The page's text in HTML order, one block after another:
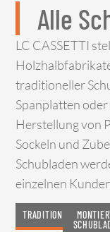
Alle
LC CASSETTI
traditioneller
Spanplatten
Herstellung von
Sockeln und
Schubladen
einzelnen
TRADITIONELLE